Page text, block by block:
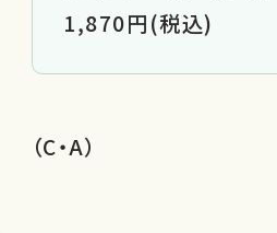
1,870円(税込)
（C・A）